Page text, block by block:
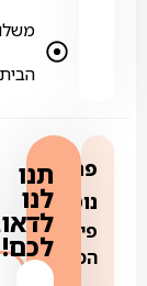
הבית
פרטים
נוספים:
פירוט
המסלול:
תנו
לנו
לכם!